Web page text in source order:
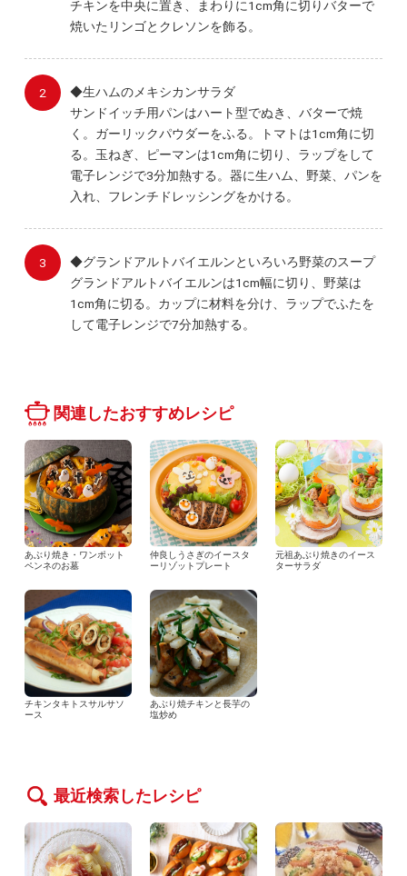
チキンを中央に置き、まわりに1cm角に切りバターで
焼いたリンゴとクレソンを飾る。
◆生ハムのメキシカンサラダ
サンドイッチ用パンはハート型でぬき、バターで焼
く。ガーリックパウダーをふる。トマトは1cm角に切
る。玉ねぎ、ピーマンは1cm角に切り、ラップをして
電子レンジで3分加熱する。器に生ハム、野菜、パンを
入れ、フレンチドレッシングをかける。
◆グランドアルトバイエルンといろいろ野菜のスープ
グランドアルトバイエルンは1cm幅に切り、野菜は
1cm角に切る。カップに材料を分け、ラップでふたを
して電子レンジで7分加熱する。
関連したおすすめレシピ
あぶり焼き・ワンポット
ペンネのお墓
仲良しうさぎのイースタ
ーリゾットプレート
元祖あぶり焼きのイース
ターサラダ
チキンタキトスサルサソ
ース
あぶり焼チキンと長芋の
塩炒め
最近検索したレシピ